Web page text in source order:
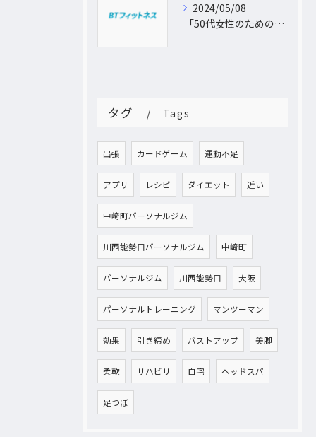
2024/05/08
「50代女性のためのパーソナルトレーニング！運動不足から脱出し、理想の体型を手に入れよう」
タグ Tags
出張 カードゲーム 運動不足
アプリ レシピ ダイエット 近い
中崎町パーソナルジム
川西能勢口パーソナルジム 中崎町
パーソナルジム 川西能勢口 大阪
パーソナルトレーニング マンツーマン
効果 引き締め バストアップ 美脚
柔軟 リハビリ 自宅 ヘッドスパ
足つぼ